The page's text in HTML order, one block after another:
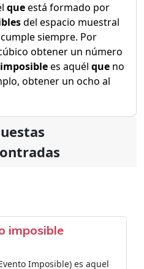
queestá formado por
del espacio muestral
siempre. Por
obtener un número
es aquél que no
obtener un ocho al
imposible
Imposible) es aquel